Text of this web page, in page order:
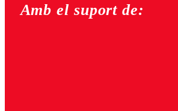
Amb el suport de: